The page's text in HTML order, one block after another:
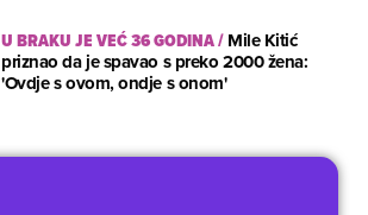
U BRAKU JE VEĆ 36 GODINA/Mile Kitić
priznao da je spavao s preko 2000 žena:
'Ovdje s ovom, ondje s onom'